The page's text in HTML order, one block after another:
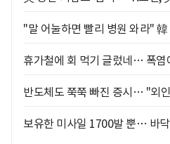
"말 어눌하면 빨리 병원 와라"
휴가철에 회 먹기 글렀네… 폭염
반도체도 쭉쭉 빠진 증시… "외
보유한 미사일 1700발 뿐… 바